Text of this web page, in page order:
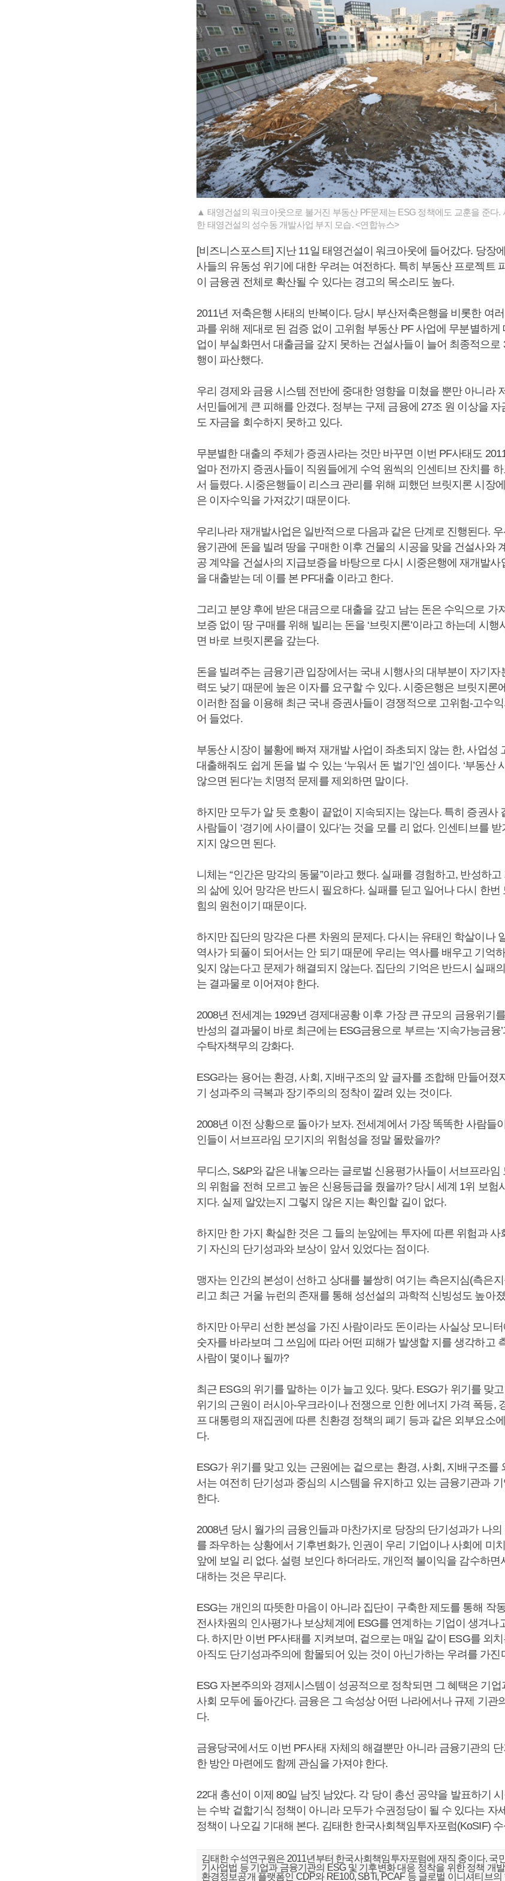
▲ 태영건설의 워크아웃으로 불거진 부동산 PF문제는 ESG 정책에도 교훈을 준다.
한 태영건설의 성수동 개발사업 부지 모습. <연합뉴스>
[비즈니스포스트] 지난 11일 태영건설이 워크아웃에 들어갔다. 당장
사들의 유동성 위기에 대한 우려는 여전하다. 특히 부동산 프로젝트
이 금융권 전체로 확산될 수 있다는 경고의 목소리도 높다.
2011년 저축은행 사태의 반복이다. 당시 부산저축은행을 비롯한 여
과를 위해 제대로 된 검증 없이 고위험 부동산 PF 사업에 무분별하게
업이 부실화면서 대출금을 갚지 못하는 건설사들이 늘어 최종적으로
행이 파산했다.
우리 경제와 금융 시스템 전반에 중대한 영향을 미쳤을 뿐만 아니라
서민들에게 큰 피해를 안겼다. 정부는 구제 금융에 27조 원 이상을 자
도 자금을 회수하지 못하고 있다.
무분별한 대출의 주체가 증권사라는 것만 바꾸면 이번 PF사태도
얼마 전까지 증권사들이 직원들에게 수억 원씩의 인센티브 잔치를 하
서 들렸다. 시중은행들이 리스크 관리를 위해 피했던 브릿지론 시장
은 이자수익을 가져갔기 때문이다.
우리나라 재개발사업은 일반적으로 다음과 같은 단계로 진행된다.
융기관에 돈을 빌려 땅을 구매한 이후 건물의 시공을 맞을 건설사와
공 계약을 건설사의 지급보증을 바탕으로 다시 시중은행에 재개발사
을 대출받는 데 이를 본 PF대출 이라고 한다.
그리고 분양 후에 받은 대금으로 대출을 갚고 남는 돈은 수익으로 가
보증 없이 땅 구매를 위해 빌리는 돈을 ‘브릿지론’이라고 하는데 시행
면 바로 브릿지론을 갚는다.
돈을 빌려주는 금융기관 입장에서는 국내 시행사의 대부분이 자기자
력도 낮기 때문에 높은 이자를 요구할 수 있다. 시중은행은 브릿지론
이러한 점을 이용해 최근 국내 증권사들이 경쟁적으로 고위험-고수
어 들었다.
부동산 시장이 불황에 빠져 재개발 사업이 좌초되지 않는 한, 사업성
대출해줘도 쉽게 돈을 벌 수 있는 ‘누워서 돈 벌기’인 셈이다. ‘부동산
않으면 된다’는 치명적 문제를 제외하면 말이다.
하지만 모두가 알 듯 호황이 끝없이 지속되지는 않는다. 특히 증권사
사람들이 ‘경기에 사이클이 있다’는 것을 모를 리 없다. 인센티브를
지지 않으면 된다.
니체는 “인간은 망각의 동물”이라고 했다. 실패를 경험하고, 반성하
의 삶에 있어 망각은 반드시 필요하다. 실패를 딛고 일어나 다시 한번
힘의 원천이기 때문이다.
하지만 집단의 망각은 다른 차원의 문제다. 다시는 유태인 학살이나
역사가 되풀이 되어서는 안 되기 때문에 우리는 역사를 배우고 기억
잊지 않는다고 문제가 해결되지 않는다. 집단의 기억은 반드시 실패의
는 결과물로 이어져야 한다.
2008년 전세계는 1929년 경제대공황 이후 가장 큰 규모의 금융위기
반성의 결과물이 바로 최근에는 ESG금융으로 부르는 ‘지속가능금융’
수탁자책무의 강화다.
ESG라는 용어는 환경, 사회, 지배구조의 앞 글자를 조합해 만들어졌
기 성과주의 극복과 장기주의의 정착이 깔려 있는 것이다.
2008년 이전 상황으로 돌아가 보자. 전세계에서 가장 똑똑한 사람들
인들이 서브프라임 모기지의 위험성을 정말 몰랐을까?
무디스, S&P와 같은 내놓으라는 글로벌 신용평가사들이 서브프라임
의 위험을 전혀 모르고 높은 신용등급을 줬을까? 당시 세계 1위 보험
지다. 실제 알았는지 그렇지 않은 지는 확인할 길이 없다.
하지만 한 가지 확실한 것은 그 들의 눈앞에는 투자에 따른 위험과 사
기 자신의 단기성과와 보상이 앞서 있었다는 점이다.
맹자는 인간의 본성이 선하고 상대를 불쌍히 여기는 측은지심(측은
리고 최근 거울 뉴런의 존재를 통해 성선설의 과학적 신빙성도 높아
하지만 아무리 선한 본성을 가진 사람이라도 돈이라는 사실상 모니
숫자를 바라보며 그 쓰임에 따라 어떤 피해가 발생할 지를 생각하고
사람이 몇이나 될까?
최근 ESG의 위기를 말하는 이가 늘고 있다. 맞다. ESG가 위기를 맞
위기의 근원이 러시아-우크라이나 전쟁으로 인한 에너지 가격 폭등,
프 대통령의 재집권에 따른 친환경 정책의 폐기 등과 같은 외부요소
다.
ESG가 위기를 맞고 있는 근원에는 겉으로는 환경, 사회, 지배구조를
서는 여전히 단기성과 중심의 시스템을 유지하고 있는 금융기관과
한다.
2008년 당시 월가의 금융인들과 마찬가지로 당장의 단기성과가 나
를 좌우하는 상황에서 기후변화가, 인권이 우리 기업이나 사회에 미
앞에 보일 리 없다. 설령 보인다 하더라도, 개인적 불이익을 감수하면
대하는 것은 무리다.
ESG는 개인의 따뜻한 마음이 아니라 집단이 구축한 제도를 통해 작
전사차원의 인사평가나 보상체계에 ESG를 연계하는 기업이 생겨나
다. 하지만 이번 PF사태를 지켜보며, 겉으로는 매일 같이 ESG를 외치
아직도 단기성과주의에 함몰되어 있는 것이 아닌가하는 우려를 가진
ESG 자본주의와 경제시스템이 성공적으로 정착되면 그 혜택은 기
사회 모두에 돌아간다. 금융은 그 속성상 어떤 나라에서나 규제 기관
다.
금융당국에서도 이번 PF사태 자체의 해결뿐만 아니라 금융기관의
한 방안 마련에도 함께 관심을 가져야 한다.
22대 총선이 이제 80일 남짓 남았다. 각 당이 총선 공약을 발표하기
는 수박 겉핣기식 정책이 아니라 모두가 수권정당이 될 수 있다는 자
정책이 나오길 기대해 본다. 김태한 한국사회책임투자포럼(KoSIF)
김태한 수석연구원은 2011년부터 한국사회책임투자포럼에 재직 중이다. 국
기사업법 등 기업과 금융기관의 ESG 및 기후변화 대응 정착을 위한 정책 개
환경정보공개 플랫폼인 CDP와 RE100, SBTi, PCAF 등 글로벌 이니셔티브